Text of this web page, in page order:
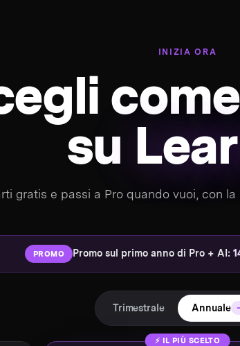
INIZIA ORA
su
gratis e passi a Pro quando vuoi, con
PROMO Promo sul primo anno di Pro + AI:
Trimestrale Annuale
⚡ IL PIÙ SCELTO